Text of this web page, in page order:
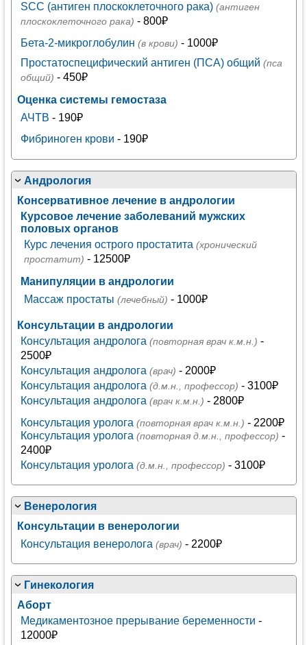
SCC (антиген плоскоклеточного рака) (антиген
плоскоклеточного рака) - 800₽
Бета-2-микроглобулин (в крови) - 1000₽
Простатоспецифический антиген (ПСА) общий (пса
общий) - 450₽
Оценка системы гемостаза
АЧТВ - 190₽
Фибриноген крови - 190₽
Андрология
Консервативное лечение в андрологии
Курсовое лечение заболеваний мужских
половых органов
Курс лечения острого простатита (хронический
простатит) - 12500₽
Манипуляции в андрологии
Массаж простаты (лечебный) - 1000₽
Консультации в андрологии
Консультация андролога (повторная врач к.м.н.) -
2500₽
Консультация андролога (врач) - 2000₽
Консультация андролога (д.м.н., профессор) - 3100₽
Консультация андролога (врач к.м.н.) - 2800₽
Консультация уролога (повторная врач к.м.н.) - 2200₽
Консультация уролога (повторная д.м.н., профессор) -
2400₽
Консультация уролога (д.м.н., профессор) - 3100₽
Венерология
Консультации в венерологии
Консультация венеролога (врач) - 2200₽
Гинекология
Аборт
Медикаментозное прерывание беременности -
12000₽